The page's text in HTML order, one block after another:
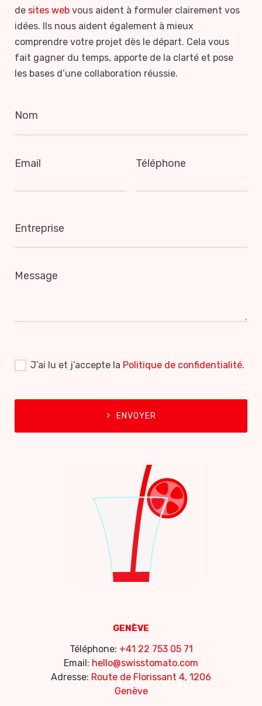
de sites web vous aident à formuler clairement vos
idées. Ils nous aident également à mieux
comprendre votre projet dès le départ. Cela vous
fait gagner du temps, apporte de la clarté et pose
les bases d’une collaboration réussie.
Nom
Email Téléphone
Entreprise
Message
J’ai lu et j’accepte la Politique de confidentialité.
ENVOYER
GENÈVE
Téléphone: +41 22 753 05 71
Email: hello@swisstomato.com
Adresse: Route de Florissant 4, 1206
Genève